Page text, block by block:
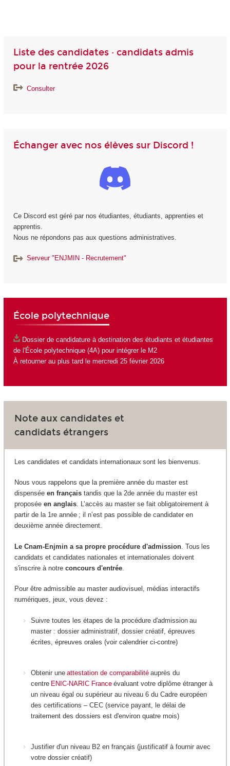
Liste des candidates · candidats admis
pour la rentrée 2026
Consulter
Échanger avec nos élèves sur Discord !
Ce Discord est géré par nos étudiantes, étudiants, apprenties et
apprentis.
Nous ne répondons pas aux questions administratives.
Serveur "ENJMIN - Recrutement"
École polytechnique
Dossier de candidatureà destination des étudiants et étudiantes
de l'École polytechnique (4A) pour intégrer le M2
À retourner au plus tard le mercredi 25 février 2026
Note aux candidates et
candidats étrangers
Les candidates et candidats internationaux sont les bienvenus.
Nous vous rappelons que la première année du master est
dispensée en françaistandis que la 2de année du master est
proposée en anglais. L’accès au master se fait obligatoirement à
partir de la 1re année ; il n’est pas possible de candidater en
deuxième année directement.
Le Cnam-Enjmin a sa propre procédure d'admission. Tous les
candidats et candidates nationales et internationales doivent
s'inscrire à notre concours d'entrée.
Pour être admissible au master audiovisuel, médias interactifs
numériques, jeux, vous devez :
Suivre toutes les étapes de la procédure d'admission au
master : dossier administratif, dossier créatif, épreuves
écrites, épreuves orales (voir calendrier ci-contre)
Obtenir une attestation de comparabilité auprès du
centre ENIC-NARIC France évaluant votre diplôme étranger à
un niveau égal ou supérieur au niveau 6 du Cadre européen
des certifications – CEC (service payant, le délai de
traitement des dossiers est d'environ quatre mois)
Justifier d'un niveau B2 en français (justificatif à fournir avec
votre dossier créatif)